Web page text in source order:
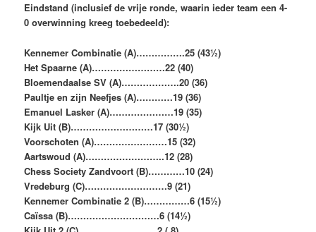
Eindstand (inclusief de vrije ronde, waarin ieder team een 4-
0 overwinning kreeg toebedeeld):
Kennemer Combinatie (A)…………….25 (43½)
Het Spaarne (A)……………………22 (40)
Bloemendaalse SV (A)……………….20 (36)
Paultje en zijn Neefjes (A)…………19 (36)
Emanuel Lasker (A)…………………19 (35)
Kijk Uit (B)………………………17 (30½)
Voorschoten (A)……………………15 (32)
Aartswoud (A)……………………..12 (28)
Chess Society Zandvoort (B)…………10 (24)
Vredeburg (C)………………………9 (21)
Kennemer Combinatie 2 (B)……………6 (15½)
Caïssa (B)…………………………6 (14½)